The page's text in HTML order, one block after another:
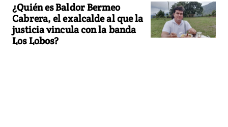
¿Quién es Baldor Bermeo
Cabrera, el exalcalde al que la
justicia vincula con la banda
Los Lobos?